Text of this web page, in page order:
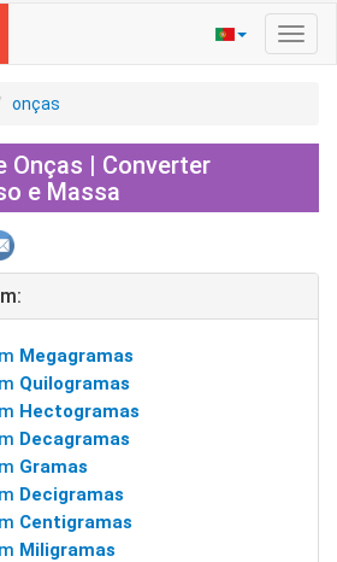
onças
Onças | Converter
e Massa
Megagramas
Quilogramas
Hectogramas
Decagramas
Gramas
Decigramas
Centigramas
Miligramas